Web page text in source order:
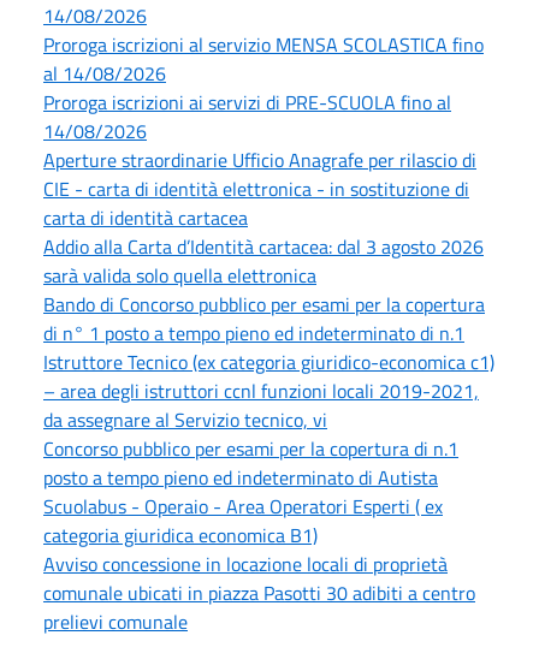
14/08/2026
Proroga iscrizioni al servizio MENSA SCOLASTICA fino
al 14/08/2026
Proroga iscrizioni ai servizi di PRE-SCUOLA fino al
14/08/2026
Aperture straordinarie Ufficio Anagrafe per rilascio di
CIE - carta di identità elettronica - in sostituzione di
carta di identità cartacea
Addio alla Carta d’Identità cartacea: dal 3 agosto 2026
sarà valida solo quella elettronica
Bando di Concorso pubblico per esami per la copertura
di n° 1 posto a tempo pieno ed indeterminato di n.1
Istruttore Tecnico (ex categoria giuridico-economica c1)
– area degli istruttori ccnl funzioni locali 2019-2021,
da assegnare al Servizio tecnico, vi
Concorso pubblico per esami per la copertura di n.1
posto a tempo pieno ed indeterminato di Autista
Scuolabus - Operaio - Area Operatori Esperti ( ex
categoria giuridica economica B1)
Avviso concessione in locazione locali di proprietà
comunale ubicati in piazza Pasotti 30 adibiti a centro
prelievi comunale